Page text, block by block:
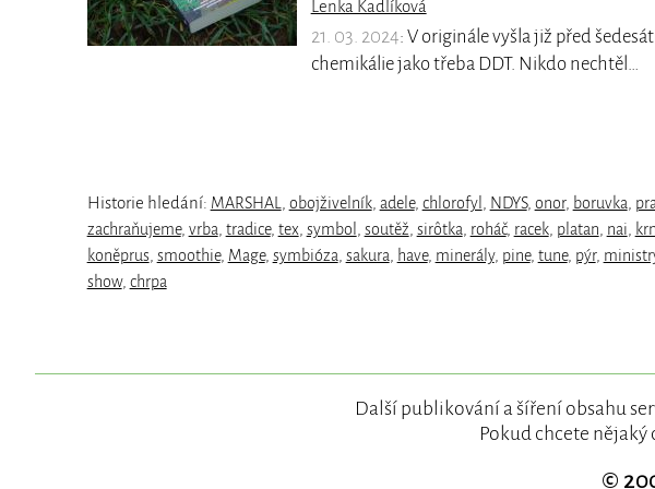
Lenka Kadlíková
21. 03. 2024: V originále vyšla již před
chemikálie jako třeba DDT. Nikdo nechtěl…
Historie hledání: MARSHAL obojživelník, adele, chlorofyl NDYS, onor, boruvka
zachraňujeme, vrba tradice, tex symbol soutěž sirôtka roháč, racek, platan nai
koněprus smoothie, Mage, symbióza sakura have, minerály, pine, tune, pýr,
show, chrpa
Další publikování a šíření obsahu
Pokud chcete
©